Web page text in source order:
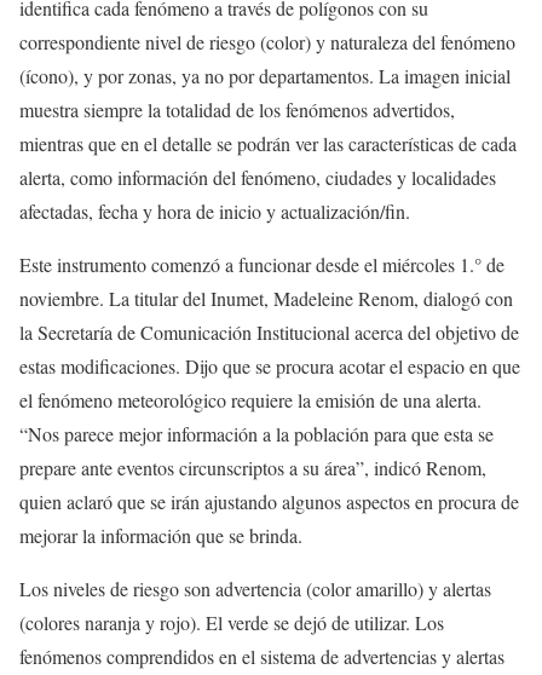
identifica cada fenómeno a través de polígonos con su
correspondiente nivel de riesgo (color) y naturaleza del fenómeno
(ícono), y por zonas, ya no por departamentos. La imagen inicial
muestra siempre la totalidad de los fenómenos advertidos,
mientras que en el detalle se podrán ver las características de cada
alerta, como información del fenómeno, ciudades y localidades
afectadas, fecha y hora de inicio y actualización/fin.
Este instrumento comenzó a funcionar desde el miércoles 1.° de
noviembre. La titular del Inumet, Madeleine Renom, dialogó con
la Secretaría de Comunicación Institucional acerca del objetivo de
estas modificaciones. Dijo que se procura acotar el espacio en que
el fenómeno meteorológico requiere la emisión de una alerta.
“Nos parece mejor información a la población para que esta se
prepare ante eventos circunscriptos a su área”, indicó Renom,
quien aclaró que se irán ajustando algunos aspectos en procura de
mejorar la información que se brinda.
Los niveles de riesgo son advertencia (color amarillo) y alertas
(colores naranja y rojo). El verde se dejó de utilizar. Los
fenómenos comprendidos en el sistema de advertencias y alertas